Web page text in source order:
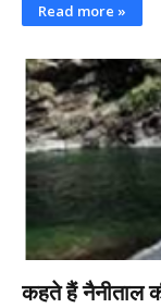
Read more »
कहते हैं नैनीताल